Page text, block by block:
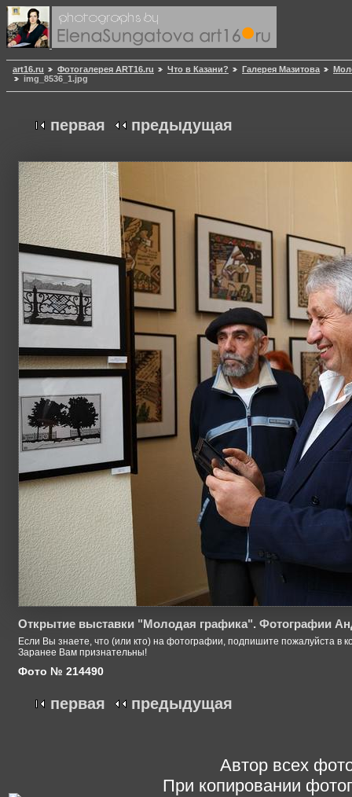
art16.ru Фотогалерея ART16.ru Что в Казани? Галерея Мазитова
img_8536_1.jpg
первая предыдущая
Открытие выставки "Молодая графика". Фотографии
Если Вы знаете, что (или кто) на фотографии, подпишите пожалуйста в
Заранее Вам признательны!
Фото № 214490
первая предыдущая
Автор всех
При копировании